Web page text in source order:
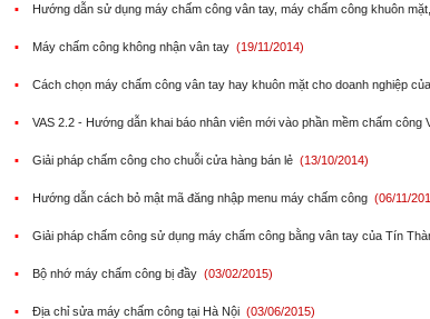
▪ Hướng dẫn sử dụng máy chấm công vân tay, máy chấm công khuôn
▪ Máy chấm công không nhận vân tay (19/11/2014)
▪ Cách chọn máy chấm công vân tay hay khuôn mặt cho doanh nghiệp
▪ VAS 2.2 - Hướng dẫn khai báo nhân viên mới vào phần mềm chấm công
▪ Giải pháp chấm công cho chuỗi cửa hàng bán lẻ (13/10/2014)
▪ Hướng dẫn cách bỏ mật mã đăng nhập menu máy chấm công (06/11/
▪ Giải pháp chấm công sử dụng máy chấm công bằng vân tay của Tín
▪ Bộ nhớ máy chấm công bị đầy (03/02/2015)
▪ Địa chỉ sửa máy chấm công tại Hà Nội (03/06/2015)